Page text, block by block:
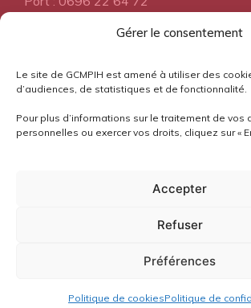
Gérer le consentement
Le site de GCMPIH est amené à utiliser des
d’audiences, de statistiques et de fonctionnalité.
Pour plus d’informations sur le traitement de vos
personnelles ou exercer vos droits, cliquez sur «
Accepter
Refuser
Préférences
Politique de cookiesPolitique de
A propos
Pourquoi l'Aloès?